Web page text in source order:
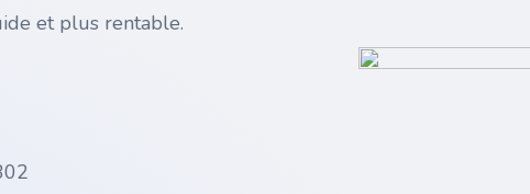
et plus rentable.